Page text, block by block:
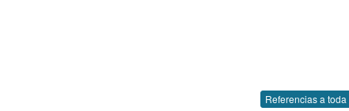
Referencias a